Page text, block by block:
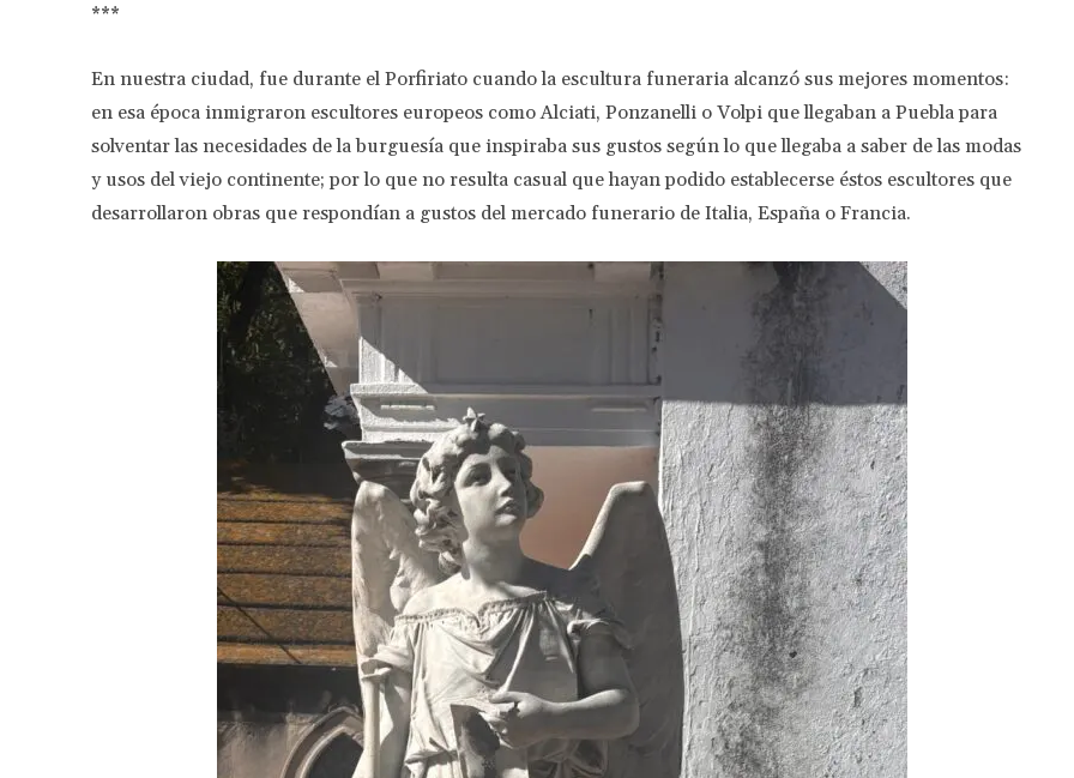
***
En nuestra ciudad, fue durante el Porfiriato cuando la escultura funeraria alcanzó sus mejores momentos:
en esa época inmigraron escultores europeos como Alciati, Ponzanelli o Volpi que llegaban a Puebla para
solventar las necesidades de la burguesía que inspiraba sus gustos según lo que llegaba a saber de las modas
y usos del viejo continente; por lo que no resulta casual que hayan podido establecerse éstos escultores que
desarrollaron obras que respondían a gustos del mercado funerario de Italia, España o Francia.